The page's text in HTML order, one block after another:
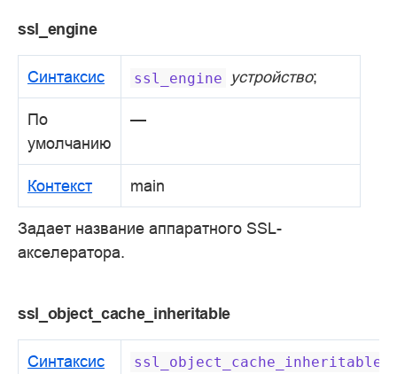
ssl_engine
Синтаксис ssl_engine устройство;
По
умолчанию
—
Контекст main
Задает название аппаратного SSL-
акселератора.
ssl_object_cache_inheritable
Синтаксис
ssl_object_cache_inheritable